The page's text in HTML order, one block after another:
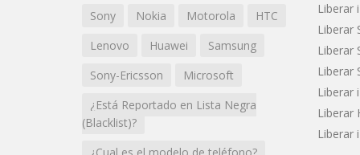
Sony
Nokia Motorola
HTC
Lenovo
Huawei
Samsung
Sony-Ericsson
Microsoft
¿Está Reportado en Lista Negra
(Blacklist)?
Liberar
Liberar
Liberar
Liberar
Liberar
Liberar
Liberar